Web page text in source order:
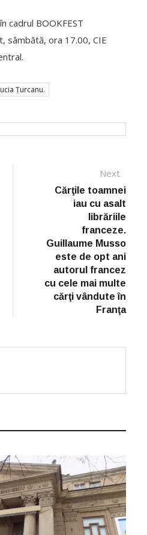
cadrul BOOKFEST
sâmbătă, ora 17.00, CIE
Țurcanu.
Next
Cărţile toamnei
iau cu asalt
librăriile
franceze.
Guillaume Musso
este de opt ani
autorul francez
cu cele mai multe
cărţi vândute în
Franţa